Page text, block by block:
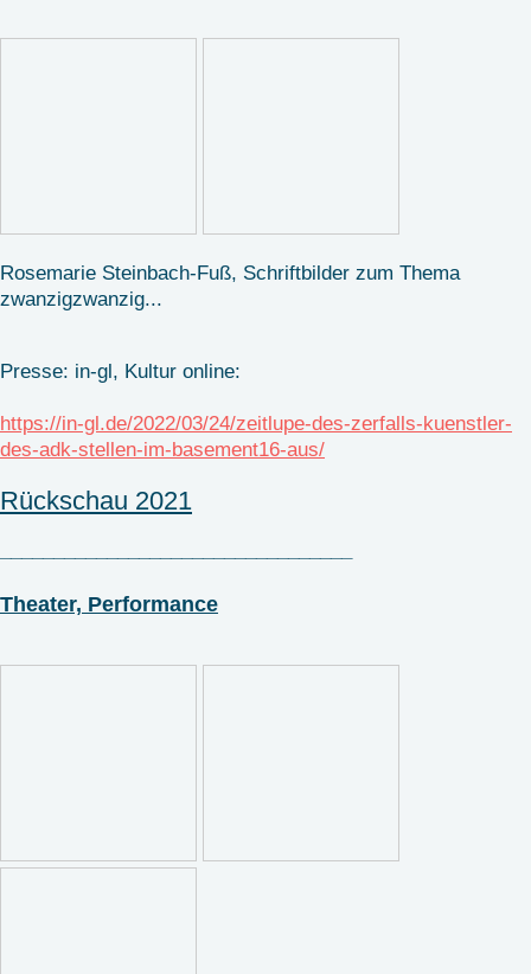
Rosemarie Steinbach-Fuß, Schriftbilder zum Thema
zwanzigzwanzig...
Presse: in-gl, Kultur online:
https://in-gl.de/2022/03/24/zeitlupe-des-zerfalls-kuenstler-
des-adk-stellen-im-basement16-aus/
Rückschau 2021
Theater, Performance